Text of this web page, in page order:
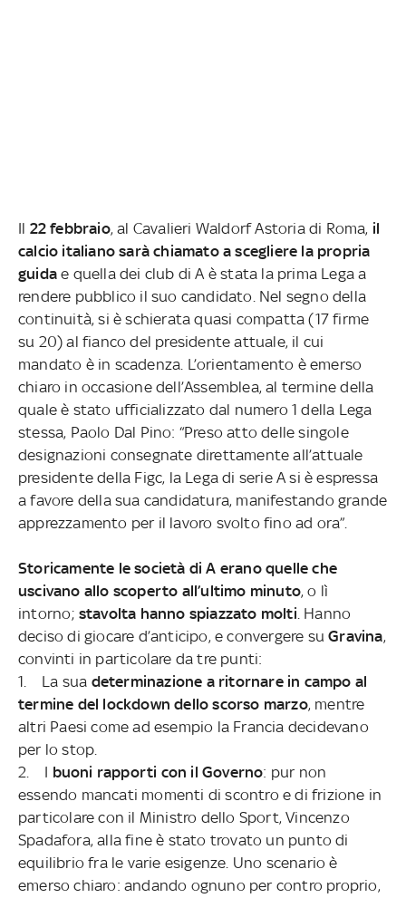
Il 22 febbraio, al Cavalieri Waldorf Astoria di Roma, il
calcio italiano sarà chiamato a scegliere la propria
guida e quella dei club di A è stata la prima Lega a
rendere pubblico il suo candidato. Nel segno della
continuità, si è schierata quasi compatta (17 firme
su 20) al fianco del presidente attuale, il cui
mandato è in scadenza. L’orientamento è emerso
chiaro in occasione dell’Assemblea, al termine della
quale è stato ufficializzato dal numero 1 della Lega
stessa, Paolo Dal Pino: “Preso atto delle singole
designazioni consegnate direttamente all’attuale
presidente della Figc, la Lega di serie A si è espressa
a favore della sua candidatura, manifestando grande
apprezzamento per il lavoro svolto fino ad ora”.
Storicamente le società di A erano quelle che
uscivano allo scoperto all’ultimo minuto, o lì
intorno; stavolta hanno spiazzato molti . Hanno
deciso di giocare d’anticipo, e convergere suGravina,
convinti in particolare da tre punti:
1. La sua determinazione a ritornare in campo al
termine del lockdown dello scorso marzo, mentre
altri Paesi come ad esempio la Francia decidevano
per lo stop.
2. I buoni rapporti con il Governo: pur non
essendo mancati momenti di scontro e di frizione in
particolare con il Ministro dello Sport, Vincenzo
Spadafora, alla fine è stato trovato un punto di
equilibrio fra le varie esigenze. Uno scenario è
emerso chiaro: andando ognuno per contro proprio,